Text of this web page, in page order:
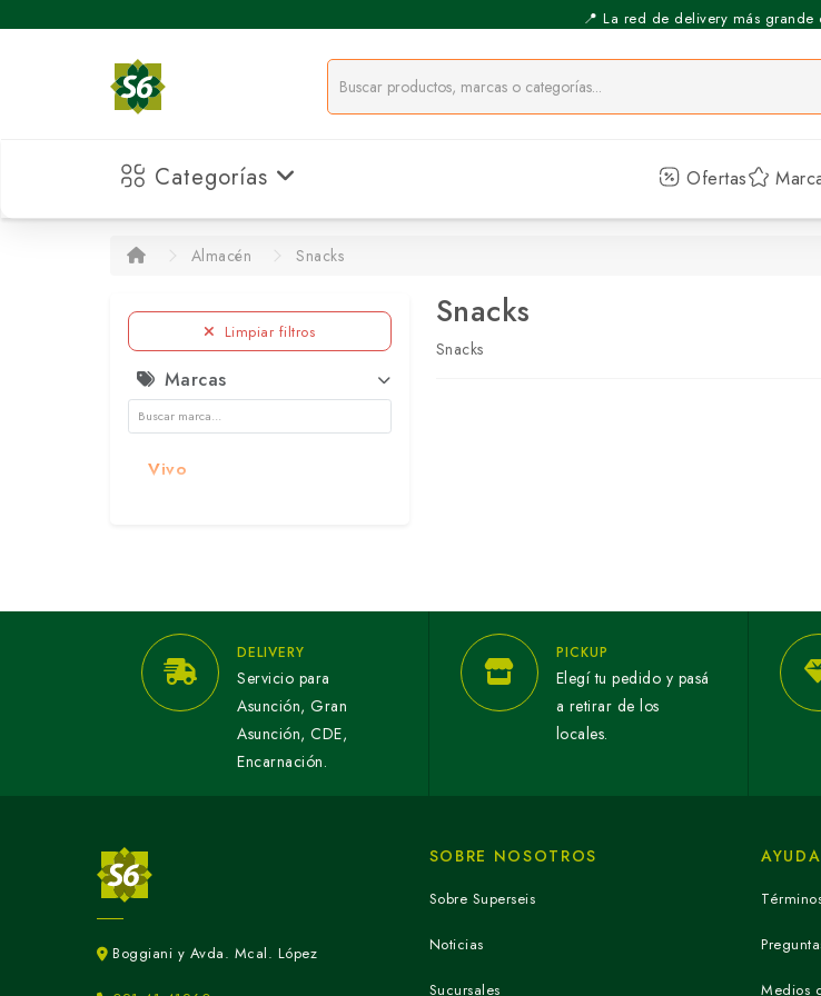
📍 La red de delivery más grande
Categorías Ofertas
Almacén Snacks
Limpiar filtros
Marcas
Vivo
Snacks
Snacks
DELIVERY
Servicio para
Asunción, Gran
Asunción, CDE,
Encarnación.
PICKUP
Elegí tu pedido y pasá
a retirar de los
locales.
Boggiani y Avda. Mcal. López
SOBRE NOSOTROS
Sobre Superseis
Noticias
Sucursales
AYUDA
Medios